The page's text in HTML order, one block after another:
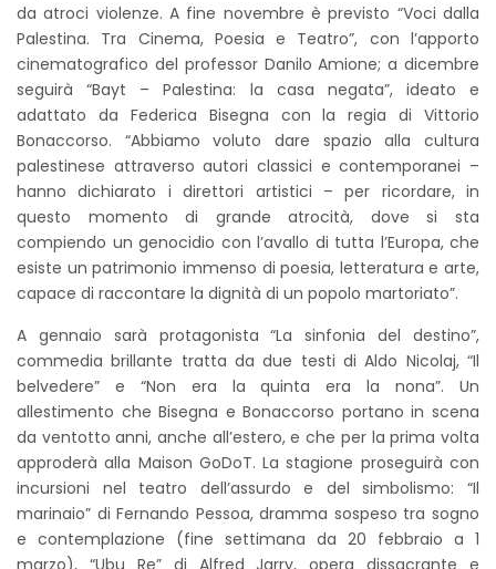
da atroci violenze. A fine novembre è previsto “Voci dalla
Palestina. Tra Cinema, Poesia e Teatro”, con l’apporto
cinematografico del professor Danilo Amione; a dicembre
seguirà “Bayt – Palestina: la casa negata”, ideato e
adattato da Federica Bisegna con la regia di Vittorio
Bonaccorso. “Abbiamo voluto dare spazio alla cultura
palestinese attraverso autori classici e contemporanei –
hanno dichiarato i direttori artistici – per ricordare, in
questo momento di grande atrocità, dove si sta
compiendo un genocidio con l’avallo di tutta l’Europa, che
esiste un patrimonio immenso di poesia, letteratura e arte,
capace di raccontare la dignità di un popolo martoriato”.
A gennaio sarà protagonista “La sinfonia del destino”,
commedia brillante tratta da due testi di Aldo Nicolaj, “Il
belvedere” e “Non era la quinta era la nona”. Un
allestimento che Bisegna e Bonaccorso portano in scena
da ventotto anni, anche all’estero, e che per la prima volta
approderà alla Maison GoDoT. La stagione proseguirà con
incursioni nel teatro dell’assurdo e del simbolismo: “Il
marinaio” di Fernando Pessoa, dramma sospeso tra sogno
e contemplazione (fine settimana da 20 febbraio a 1
marzo), “Ubu Re” di Alfred Jarry, opera dissacrante e